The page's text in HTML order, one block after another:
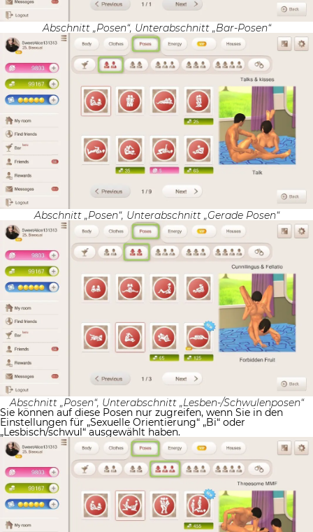
Abschnitt „Posen“, Unterabschnitt „Bar-Posen“
Abschnitt „Posen“, Unterabschnitt „Gerade Posen“
Abschnitt „Posen“, Unterabschnitt „Lesben-/Schwulenposen“
Sie können auf diese Posen nur zugreifen, wenn Sie in den
Einstellungen für „Sexuelle Orientierung“ „Bi“ oder
„Lesbisch/schwul“ ausgewählt haben.